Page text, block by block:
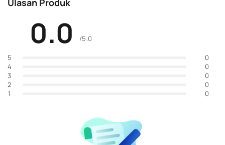
Ulasan Produk
0.0 /5.0
5
0
4
0
3
0
2
0
1
0